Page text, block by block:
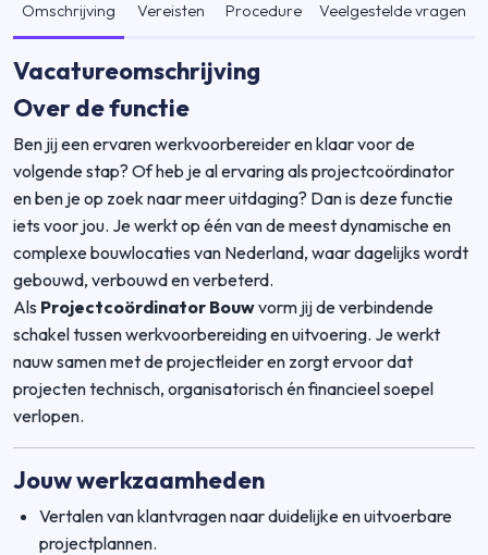
Omschrijving Vereisten Procedure Veelgestelde vragen
Vacatureomschrijving
Over de functie
Ben jij een ervaren werkvoorbereider en klaar voor de
volgende stap? Of heb je al ervaring als projectcoördinator
en ben je op zoek naar meer uitdaging? Dan is deze functie
iets voor jou. Je werkt op één van de meest dynamische en
complexe bouwlocaties van Nederland, waar dagelijks wordt
gebouwd, verbouwd en verbeterd.
Als Projectcoördinator Bouwvorm jij de verbindende
schakel tussen werkvoorbereiding en uitvoering. Je werkt
nauw samen met de projectleider en zorgt ervoor dat
projecten technisch, organisatorisch én financieel soepel
verlopen.
Jouw werkzaamheden
Vertalen van klantvragen naar duidelijke en uitvoerbare
projectplannen.